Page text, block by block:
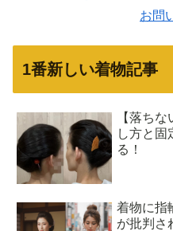
お問
1番新しい着物記事
【落ち
し方と固
る！
着物に指
が批判さ